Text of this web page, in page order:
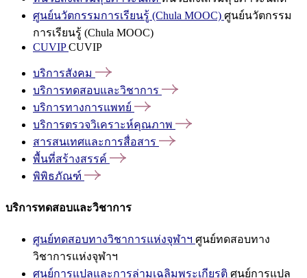
ศูนย์นวัตกรรมการเรียนรู้ (Chula MOOC) ศูนย์นวัตกรรม
การเรียนรู้ (Chula MOOC)
CUVIPCUVIP
บริการสังคม
บริการทดสอบและวิชาการ
บริการทางการแพทย์
บริการตรวจวิเคราะห์คุณภาพ
สารสนเทศและการสื่อสาร
พื้นที่สร้างสรรค์
พิพิธภัณฑ์
บริการทดสอบและวิชาการ
ศูนย์ทดสอบทางวิชาการแห่งจุฬาฯ ศูนย์ทดสอบทาง
วิชาการแห่งจุฬาฯ
ศูนย์การแปลและการล่ามเฉลิมพระเกียรติ ศูนย์การแปล